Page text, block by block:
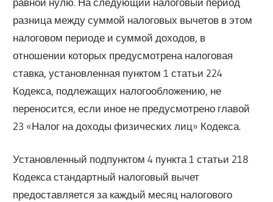
разница между суммой налоговых вычетов в этом
налоговом периоде и суммой доходов, в
отношении которых предусмотрена налоговая
ставка, установленная пунктом 1 статьи 224
Кодекса, подлежащих налогообложению, не
переносится, если иное не предусмотрено главой
23 «Налог на доходы физических лиц» Кодекса.
Установленный подпунктом 4 пункта 1 статьи 218
Кодекса стандартный налоговый вычет
предоставляется за каждый месяц налогового